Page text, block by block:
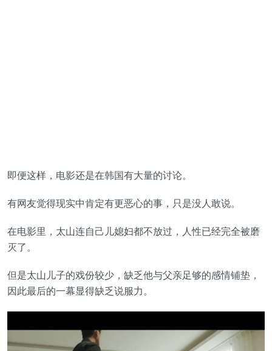
即便这样，电影还是在韩国有大量的讨论。
有网友觉得现实中肯定有更恶心的事，只是没人敢说。
在电影里，太山连自己儿媳妇都不放过，人性已经完全被磨
灭了。
但是太山儿子的戏份较少，缺乏他与父亲足够的感情铺垫，
因此最后的一幕显得缺乏说服力。